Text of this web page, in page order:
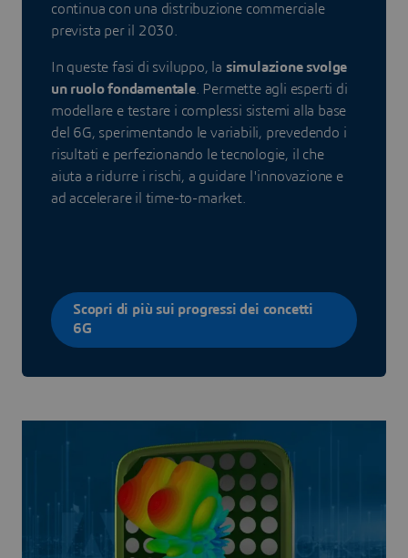
continua con una distribuzione commerciale
prevista per il 2030.
In queste fasi di sviluppo, la simulazione svolge
un ruolo fondamentale. Permette agli esperti di
modellare e testare i complessi sistemi alla base
del 6G, sperimentando le variabili, prevedendo i
risultati e perfezionando le tecnologie, il che
aiuta a ridurre i rischi, a guidare l'innovazione e
ad accelerare il time-to-market.
Scopri di più sui progressi dei concetti
6G